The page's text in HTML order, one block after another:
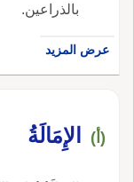
بالذراعين.
عرض المزيد
(أ) الإِمَالَةُ